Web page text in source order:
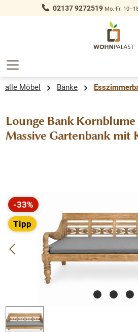
springen 02137 9272519Mo.-Fr.
alle Möbel Bänke
Lounge Bank Kornblume
Massive Gartenbank mit
Bildergalerie überspringen
-33%
Rabatt
Tipp